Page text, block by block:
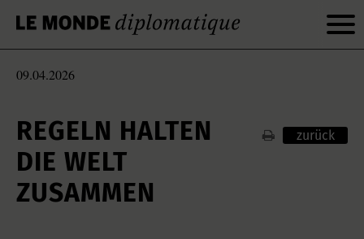
09.04.2026
REGELN HALTEN
DIE WELT
ZUSAMMEN
zurück